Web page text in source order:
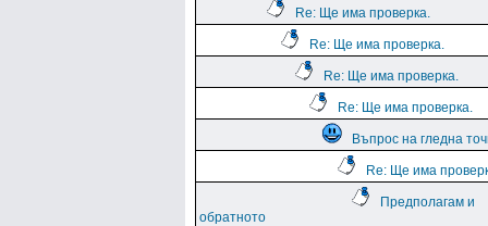
Re: Ще има проверка.
Re: Ще има проверка.
Re: Ще има проверка.
Re: Ще има проверка.
Въпрос на гледна
Re: Ще има
Предполагам и
обратното